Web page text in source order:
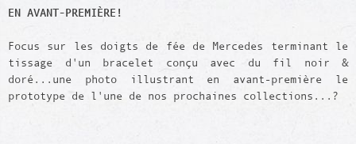
EN AVANT-PREMIÈRE!
Focus sur les doigts de fée de Mercedes terminant le
tissage d'un bracelet conçu avec du fil noir &
doré...une photo illustrant en avant-première le
prototype de l'une de nos prochaines collections...?